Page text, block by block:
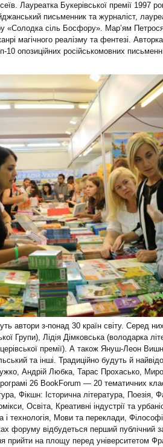
Лауреатка Букерівської премії 1997
письменник та журналіст,
«Солодка сіль Босфору». Мар’ям
магічного реалізму та фентезі.
опозиційних російськомовних
автори з-понад 30 країн світу. Серед
Групи), Лідія Дімковська (володарка
премії). А також Януш-Леон
та інші. Традиційно будуть й
Андрій Любка, Тарас Прохасько,
26 BookForum — 20 тематичних
Фікшн: Історична література, Поезія,
Освіта, Креативні індустрії та
і технологія, Мови та переклади,
форуму відбудеться перший публічний
прийти на площу перед університетом